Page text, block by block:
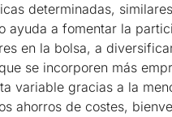
determinadas,
ayuda a fomentar la
en la bolsa, a
se incorporen más
variable gracias a la
ahorros de costes,